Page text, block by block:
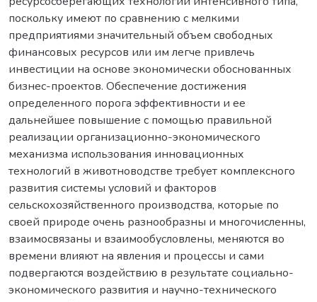
поскольку имеют по сравнению с мелкими
предприятиями значительный объем свободных
финансовых ресурсов или им легче привлечь
инвестиции на основе экономически обоснованных
бизнес-проектов. Обеспечение достижения
определенного порога эффективности и ее
дальнейшее повышение с помощью правильной
реализации организационно-экономического
механизма использования инновационных
технологий в животноводстве требует комплексного
развития системы условий и факторов
сельскохозяйственного производства, которые по
своей природе очень разнообразны и многочисленны,
взаимосвязаны и взаимообусловлены, меняются во
времени влияют на явления и процессы и сами
подвергаются воздействию в результате социально-
экономического развития и научно-технического